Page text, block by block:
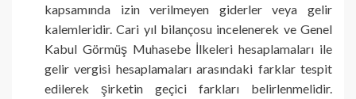
kapsamında izin verilmeyen giderler veya gelir
kalemleridir. Cari yıl bilançosu incelenerek ve Genel
Kabul Görmüş Muhasebe İlkeleri hesaplamaları ile
gelir vergisi hesaplamaları arasındaki farklar tespit
edilerek şirketin geçici farkları belirlenmelidir.